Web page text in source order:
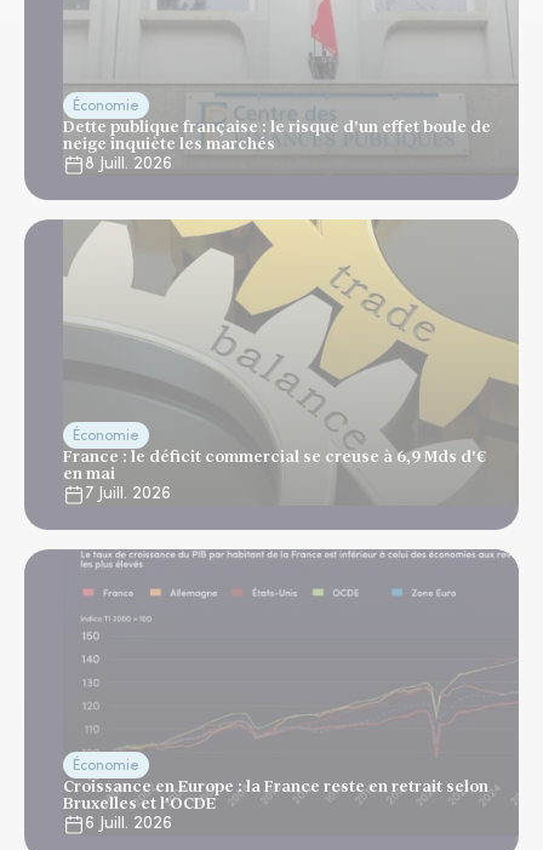
Économie
Dette publique française : le risque d'un effet boule de
neige inquiète les marchés
8 Juill. 2026
Économie
France : le déficit commercial se creuse à 6,9 Mds d'€
en mai
7 Juill. 2026
Économie
Croissance en Europe : la France reste en retrait selon
Bruxelles et l'OCDE
6 Juill. 2026